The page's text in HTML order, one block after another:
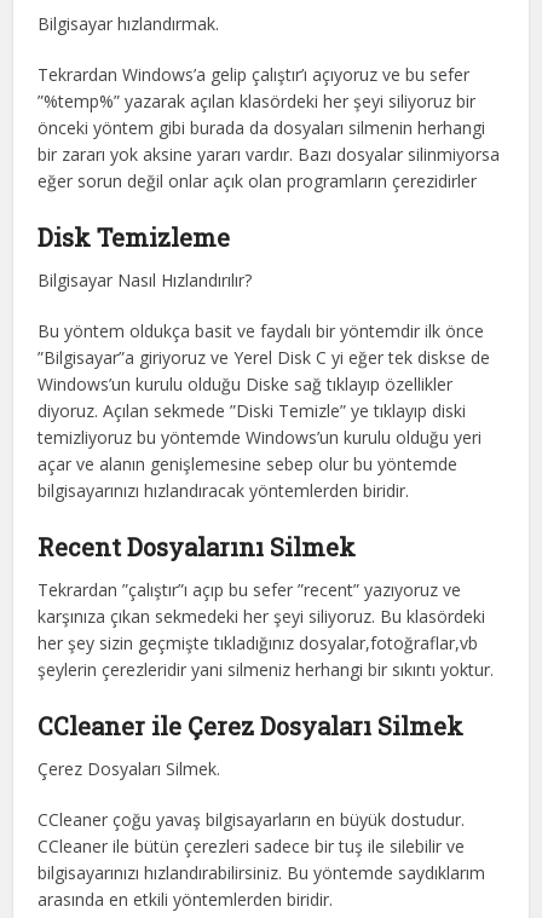
Bilgisayar hızlandırmak.
Tekrardan Windows’a gelip çalıştır’ı açıyoruz ve bu sefer
”%temp%” yazarak açılan klasördeki her şeyi siliyoruz bir
önceki yöntem gibi burada da dosyaları silmenin herhangi
bir zararı yok aksine yararı vardır. Bazı dosyalar silinmiyorsa
eğer sorun değil onlar açık olan programların çerezidirler
Disk Temizleme
Bilgisayar Nasıl Hızlandırılır?
Bu yöntem oldukça basit ve faydalı bir yöntemdir ilk önce
”Bilgisayar”a giriyoruz ve Yerel Disk C yi eğer tek diskse de
Windows’un kurulu olduğu Diske sağ tıklayıp özellikler
diyoruz. Açılan sekmede ”Diski Temizle” ye tıklayıp diski
temizliyoruz bu yöntemde Windows’un kurulu olduğu yeri
açar ve alanın genişlemesine sebep olur bu yöntemde
bilgisayarınızı hızlandıracak yöntemlerden biridir.
Recent Dosyalarını Silmek
Tekrardan ”çalıştır”ı açıp bu sefer ”recent” yazıyoruz ve
karşınıza çıkan sekmedeki her şeyi siliyoruz. Bu klasördeki
her şey sizin geçmişte tıkladığınız dosyalar,fotoğraflar,vb
şeylerin çerezleridir yani silmeniz herhangi bir sıkıntı yoktur.
CCleaner ile Çerez Dosyaları Silmek
Çerez Dosyaları Silmek.
CCleaner çoğu yavaş bilgisayarların en büyük dostudur.
CCleaner ile bütün çerezleri sadece bir tuş ile silebilir ve
bilgisayarınızı hızlandırabilirsiniz. Bu yöntemde saydıklarım
arasında en etkili yöntemlerden biridir.